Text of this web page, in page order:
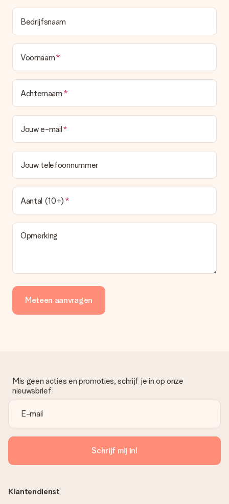
Bedrijfsnaam
Voornaam
Achternaam
Jouw e-mail
Jouw telefoonnummer
Aantal (10+)
Opmerking
Meteen aanvragen
Mis geen acties en promoties, schrijf je in op onze
nieuwsbrief
Schrijf mij in!
Klantendienst